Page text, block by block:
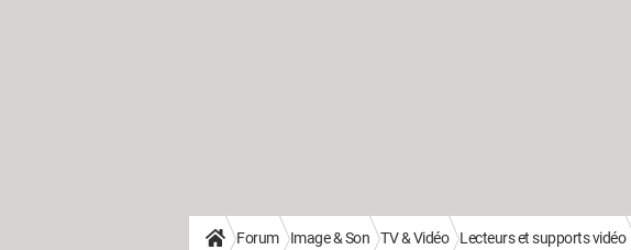
Forum Image & Son TV & Vidéo Lecteurs et supports vidéo